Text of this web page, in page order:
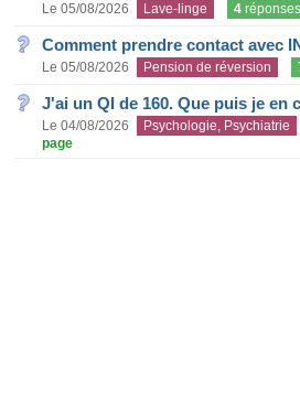
Le 05/08/2026 Lave-linge 4 réponses
Comment prendre contact avec
Le 05/08/2026 Pension de réversion
J'ai un QI de 160. Que puis je en
Le 04/08/2026 Psychologie, Psychiatrie
page